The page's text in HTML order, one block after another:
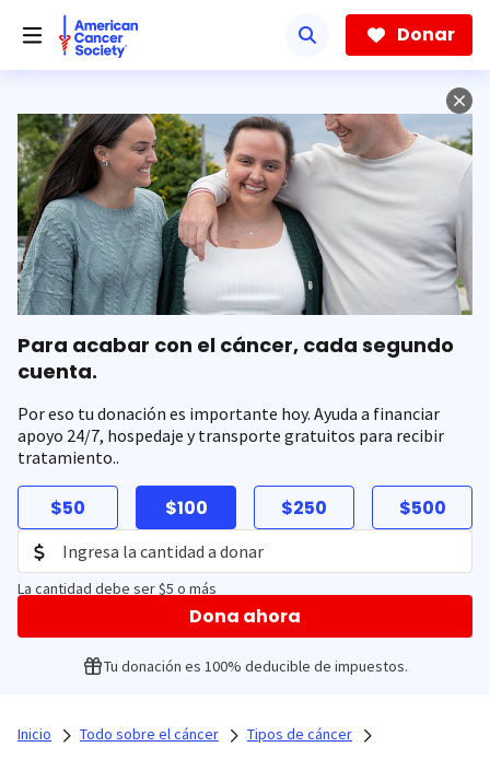
hacia
contenido
Donar
Para acabar con el cáncer, cada segundo
cuenta.
Por eso tu donación es importante hoy. Ayuda a financiar
apoyo 24/7, hospedaje y transporte gratuitos para recibir
tratamiento..
$50 $100 $250 $500
La cantidad debe ser $5 o más
Dona ahora
Tu donación es 100% deducible de impuestos.
Inicio Todo sobre el cáncer Tipos de cáncer